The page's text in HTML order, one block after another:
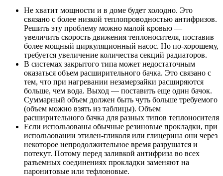
Не хватит мощности и в доме будет холодно. Это
связано с более низкой теплопроводностью антифризов.
Решить эту проблему можно малой кровью —
увеличить скорость движения теплоносителя, поставив
более мощный циркуляционный насос. Но по-хорошему,
требуется увеличение количества секций радиаторов.
В системах закрытого типа может недостаточным
оказаться объем расширительного бачка. Это связано с
тем, что при нагревании незамерзайки расширяются
больше, чем вода. Выход — поставить еще один бачок.
Суммарный объем должен быть чуть больше требуемого
(объем можно взять из таблицы). Объем
расширительного бачка для разных типов теплоносителя
Если использованы обычные резиновые прокладки, при
использовании этилен-гликоля или глицерина они через
некоторое непродолжительное время разрушатся и
потекут. Потому перед заливкой антифриза во всех
разъемных соединениях прокладки заменяют на
паронитовые или тефлоновые.